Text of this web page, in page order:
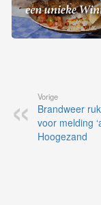
Vorige
Brandweer
voor melding
Hoogezand